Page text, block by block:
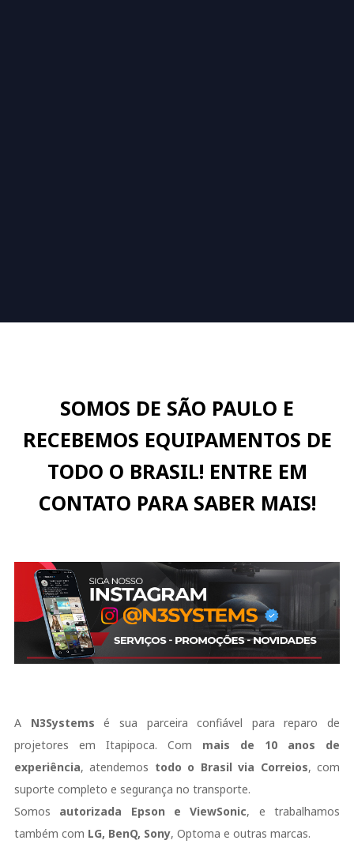
SOMOS DE SÃO PAULO E
RECEBEMOS EQUIPAMENTOS DE
TODO O BRASIL! ENTRE EM
CONTATO PARA SABER MAIS!
A N3Systems é sua parceira confiável para reparo de
projetores em Itapipoca. Com mais de 10 anos de
experiência, atendemos todo o Brasil via Correios, com
suporte completo e segurança no transporte.
Somos autorizada Epsone ViewSonic, e trabalhamos
também com LG, BenQ, Sony, Optoma e outras marcas.